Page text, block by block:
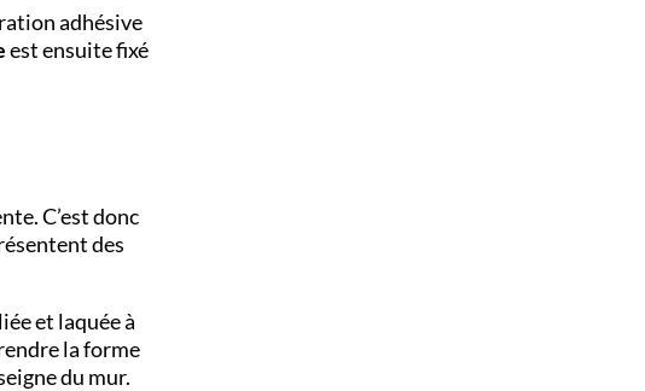
adhésive
est ensuite fixé
C’est donc
des
et laquée à
la forme
du mur.